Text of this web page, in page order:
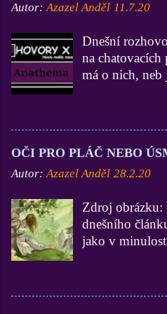
Autor: Azazel Anděl 11.7.20
Dnešní
na chatovacích
má o nich, neb
zkušenosti
na 3 portálech,
Stálého
Anathema. Ty
Lidé.cz a vím,
Seznam
vyměnit za
OČI PRO PLÁČ NEBO
Autor: Azazel Anděl 28.2.20
Zdroj obrázku:
dnešního
jako v
A to by z